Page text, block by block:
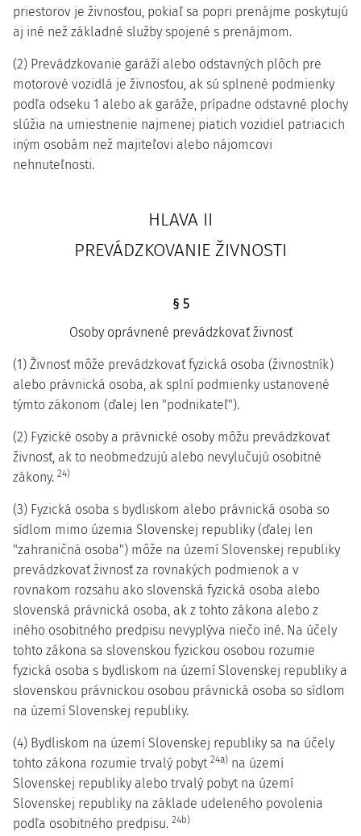
priestorov je živnosťou, pokiaľ sa popri prenájme poskytujú
aj iné než základné služby spojené s prenájmom.
(2) Prevádzkovanie garáží alebo odstavných plôch pre
motorové vozidlá je živnosťou, ak sú splnené podmienky
podľa odseku 1 alebo ak garáže, prípadne odstavné plochy
slúžia na umiestnenie najmenej piatich vozidiel patriacich
iným osobám než majiteľovi alebo nájomcovi
nehnuteľnosti.
HLAVA II
PREVÁDZKOVANIE ŽIVNOSTI
§ 5
Osoby oprávnené prevádzkovať živnosť
(1) Živnosť môže prevádzkovať fyzická osoba (živnostník)
alebo právnická osoba, ak splní podmienky ustanovené
týmto zákonom (ďalej len "podnikateľ").
(2) Fyzické osoby a právnické osoby môžu prevádzkovať
živnosť, ak to neobmedzujú alebo nevylučujú osobitné
zákony. 24)
(3) Fyzická osoba s bydliskom alebo právnická osoba so
sídlom mimo územia Slovenskej republiky (ďalej len
"zahraničná osoba") môže na území Slovenskej republiky
prevádzkovať živnosť za rovnakých podmienok a v
rovnakom rozsahu ako slovenská fyzická osoba alebo
slovenská právnická osoba, ak z tohto zákona alebo z
iného osobitného predpisu nevyplýva niečo iné. Na účely
tohto zákona sa slovenskou fyzickou osobou rozumie
fyzická osoba s bydliskom na území Slovenskej republiky a
slovenskou právnickou osobou právnická osoba so sídlom
na území Slovenskej republiky.
(4) Bydliskom na území Slovenskej republiky sa na účely
tohto zákona rozumie trvalý pobyt 24a) na území
Slovenskej republiky alebo trvalý pobyt na území
Slovenskej republiky na základe udeleného povolenia
podľa osobitného predpisu. 24b)